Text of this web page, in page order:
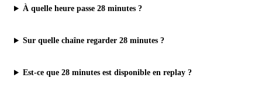
À quelle heure passe 28 minutes ?
Sur quelle chaîne regarder 28 minutes ?
Est-ce que 28 minutes est disponible en replay ?